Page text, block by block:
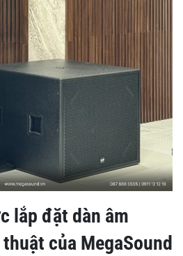
lắp đặt dàn âm
của MegaSound